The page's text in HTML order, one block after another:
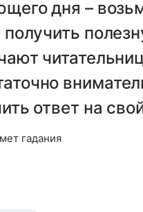
дня –
получить
ответ на
гадания